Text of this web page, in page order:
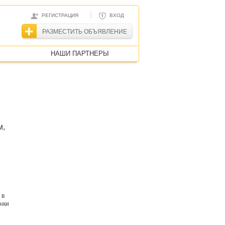
РЕГИСТРАЦИЯ | ВХОД
РАЗМЕСТИТЬ ОБЪЯВЛЕНИЕ
НАШИ ПАРТНЕРЫ
в